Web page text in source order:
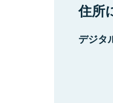
住所
デジタ